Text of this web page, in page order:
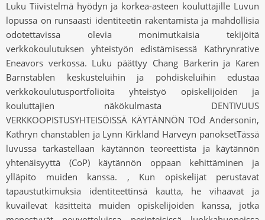
Luku Tiivistelmä hyödyn ja korkea-asteen kouluttajille Luvun
lopussa on runsaasti identiteetin rakentamista ja mahdollisia
odotettavissa olevia monimutkaisia ​​tekijöitä
verkkokoulutuksen yhteistyön edistämisessä Kathrynrative
Eneavors verkossa. Luku päättyy Chang Barkerin ja Karen
Barnstablen keskusteluihin ja pohdiskeluihin edustaa
verkkokoulutusportfolioita yhteistyö opiskelijoiden ja
kouluttajien näkökulmasta DENTIVUUS
VERKKOOPISTUSYHTEISÖISSÄ KÄYTÄNNÖN TOd Andersonin,
Kathryn chanstablen ja Lynn Kirkland Harveyn panoksetTässä
luvussa tarkastellaan käytännön teoreettista ja käytännön
yhtenäisyyttä (CoP) käytännön oppaan kehittäminen ja
ylläpito muiden kanssa. , Kun opiskelijat perustavat
tapaustutkimuksia identiteettinsä kautta, he vihaavat ja
kuvailevat käsitteitä muiden opiskelijoiden kanssa, jotka